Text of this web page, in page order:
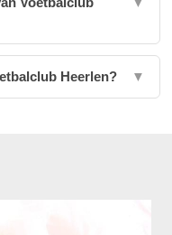
Heerlen? ▼